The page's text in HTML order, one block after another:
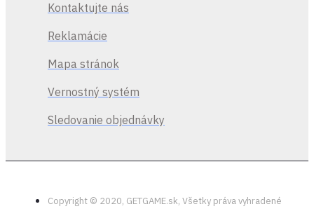
Kontaktujte nás
Reklamácie
Mapa stránok
Vernostný systém
Sledovanie objednávky
Copyright © 2020, GETGAME.sk, Všetky práva vyhradené